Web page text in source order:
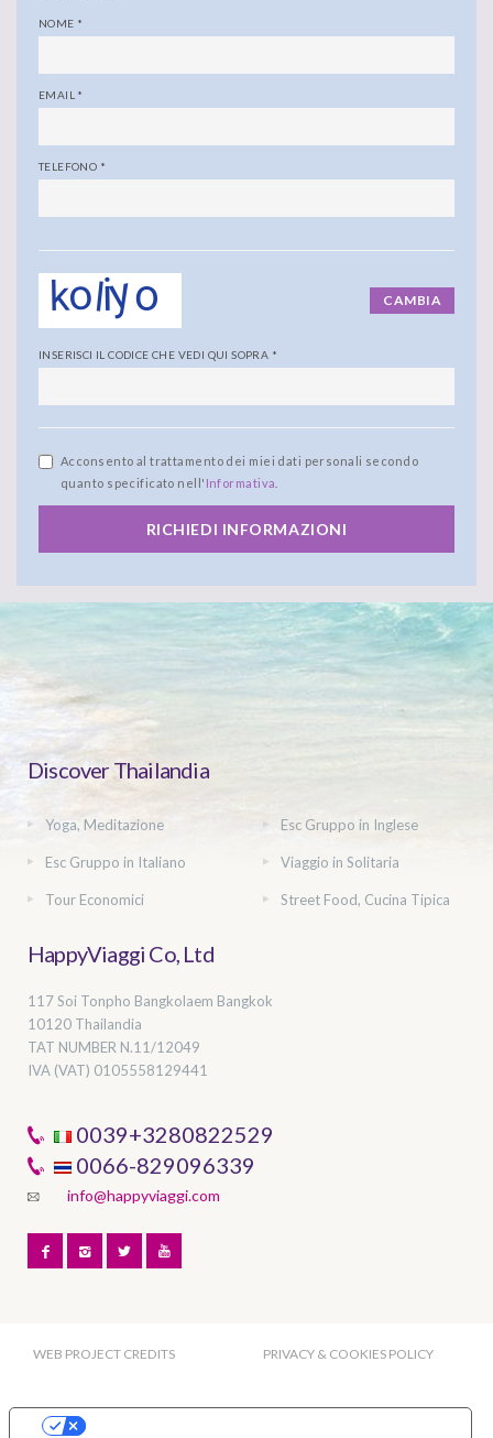
NOME *
EMAIL *
TELEFONO *
CAMBIA
INSERISCI IL CODICE CHE VEDI QUI SOPRA *
Acconsento al trattamento dei miei dati personali secondo
quanto specificato nell' Informativa
RICHIEDI INFORMAZIONI
Discover Thailandia
Yoga, Meditazione Esc Gruppo in Inglese
Esc Gruppo in Italiano Viaggio in Solitaria
Tour Economici Street Food, Cucina Tipica
HappyViaggi Co, Ltd
117 Soi Tonpho Bangkolaem Bangkok
10120 Thailandia
TAT NUMBER N.11/12049
IVA (VAT) 0105558129441
0039+3280822529
0066-829096339
info@happyviaggi.com
WEB PROJECT CREDITS PRIVACY & COOKIES POLICY
Le tue preferenze relative alla privacy